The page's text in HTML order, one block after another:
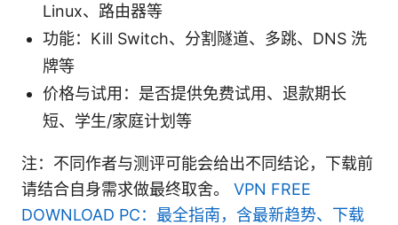
Linux、路由器等
功能：Kill Switch、分割隧道、多跳、DNS 洗
牌等
价格与试用：是否提供免费试用、退款期长
短、学生/家庭计划等
注：不同作者与测评可能会给出不同结论，下载前
请结合自身需求做最终取舍。 VPN FREE
DOWNLOAD PC：最全指南，含最新趋势、下载